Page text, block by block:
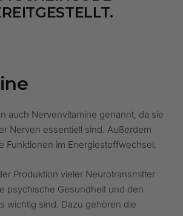
auch Nervenvitamine genannt, da sie
Nerven essentiell sind. Außerdem
Funktionen im Energiestoffwechsel.
Produktion vieler Neurotransmitter
psychische Gesundheit und den
wichtig sind. Dazu gehören die